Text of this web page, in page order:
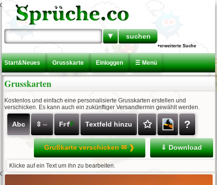
▼
+erweiterte Suche
Start&Neues Grusskarte Einloggen ☰ Menü
Grusskarten
Kostenlos und einfach eine personalisierte Grusskarten erstellen und
verschicken. Es kann auch ein zukünftiger Versandtermin gewählt werden.
Abc ⇳⇔ FFfF Textfeld hinzu ✩ ?
⇓ Download
Grußkarte verschicken ✉ ❱
Klicke auf ein Text um ihn zu bearbeiten.